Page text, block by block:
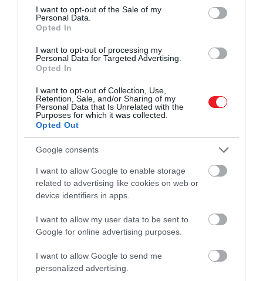
consent section.
I want to opt-out of the Sale of my
Personal Data.
Opted In
I want to opt-out of processing my
Personal Data for Targeted Advertising.
Opted In
I want to opt-out of Collection, Use,
Retention, Sale, and/or Sharing of my
Personal Data that Is Unrelated with the
Purposes for which it was collected.
Opted Out
Google consents
I want to allow Google to enable storage
related to advertising like cookies on web or
device identifiers in apps.
I want to allow my user data to be sent to
Google for online advertising purposes.
I want to allow Google to send me
personalized advertising.
Február vége óta kapható a Xiaomi
sportautója, a SU7 Ultra, melyből
mindössze két óra alatt eladtak tízezer
darabot – számolt be a hírről a Haszon.
2025. MÁRCIUS 11. ● HAMU ÉS GYÉMÁNT
vettek meg a Xiaomi…